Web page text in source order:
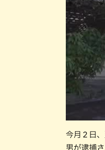
今月２日
男が逮捕さ